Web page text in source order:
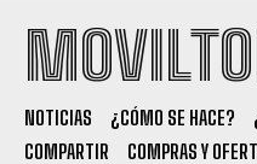
NOTICIAS ¿CÓMO SE HACE?
COMPARTIR
COMPRAS Y